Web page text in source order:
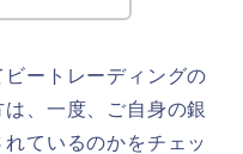
ートレーディングの
、一度、ご自身の銀
ているのかをチェッ